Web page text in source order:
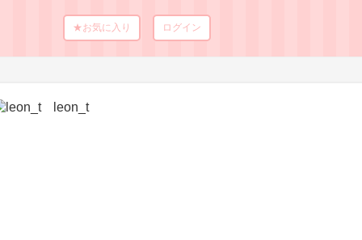
★お気に入り ログイン
leon_t